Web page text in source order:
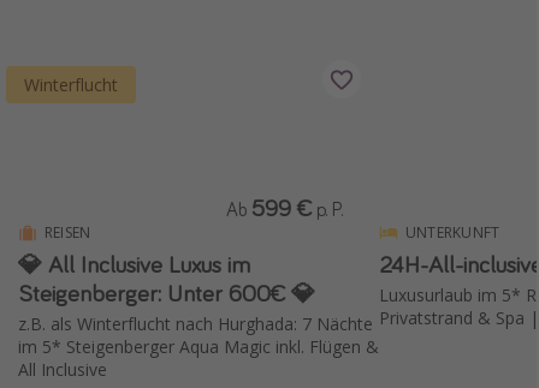
Winterflucht
REISEN
💎 All Inclusive Luxus im
Steigenberger: Unter 600€ 💎
z.B. als Winterflucht nach Hurghada: 7 Nächte
im 5* Steigenberger Aqua Magic inkl. Flügen &
All Inclusive
Ab 599 € p. P.
UNTERKUNFT
24H-All-
Luxusurlaub im 5*
Privatstrand & Spa